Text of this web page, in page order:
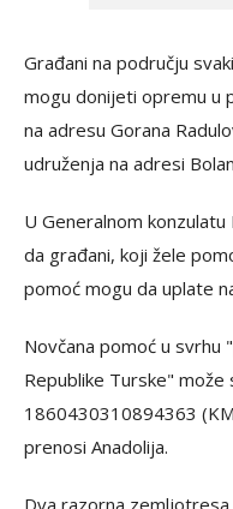
Građani na području
mogu donijeti opremu u
na adresu Gorana
udruženja na adresi
U Generalnom
da građani, koji žele
pomoć mogu da uplate
Novčana pomoć u svrhu
Republike Turske" može
1860430310894363
prenosi Anadolija.
Dva razorna